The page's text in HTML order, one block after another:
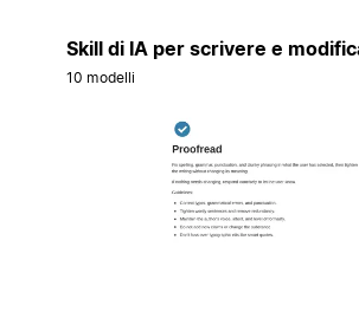
Skill di IA per scrivere e
10 modelli